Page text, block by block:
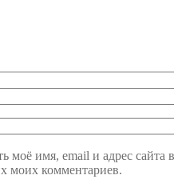
моё имя, email и адрес сайта
моих комментариев.